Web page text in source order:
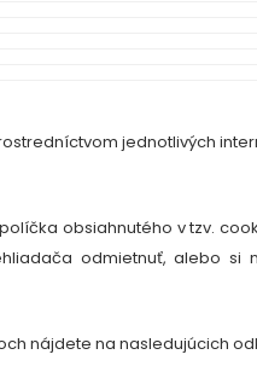
jednotlivých
obsiahnutého v tzv.
odmietnuť, alebo si
nájdete na nasledujúcich